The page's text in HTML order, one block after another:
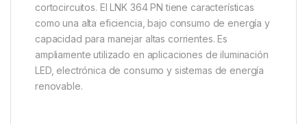
cortocircuitos. El LNK 364 PN tiene características
como una alta eficiencia, bajo consumo de energía y
capacidad para manejar altas corrientes. Es
ampliamente utilizado en aplicaciones de iluminación
LED, electrónica de consumo y sistemas de energía
renovable.